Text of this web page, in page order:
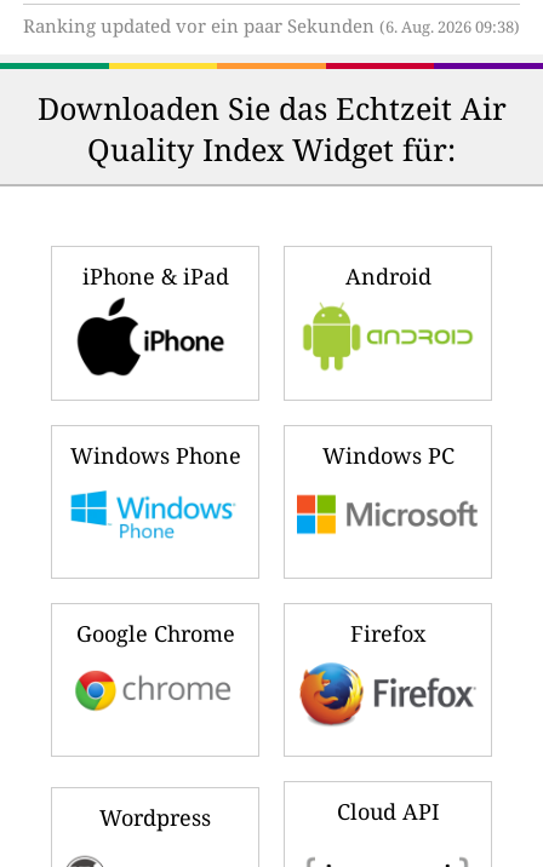
Ranking updated vor ein paar Sekunden (6. Aug. 2026 09:38)
Downloaden Sie das Echtzeit Air
Quality Index Widget für:
iPhone & iPad Android
Windows Phone Windows PC
Google Chrome Firefox
Wordpress Cloud API